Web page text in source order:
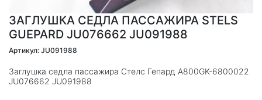
ЗАГЛУШКА СЕДЛА ПАССАЖИРА STELS
GUEPARD JU076662 JU091988
Артикул: JU091988
Заглушка седла пассажира Стелс Гепард А800GK-6800022
JU076662 JU091988